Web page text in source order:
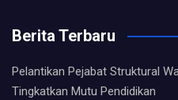
Berita Terbaru
Pelantikan Pejabat Struktural
Tingkatkan Mutu Pendidikan